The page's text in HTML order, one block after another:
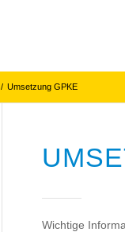
/ Umsetzung GPKE
Wichtige